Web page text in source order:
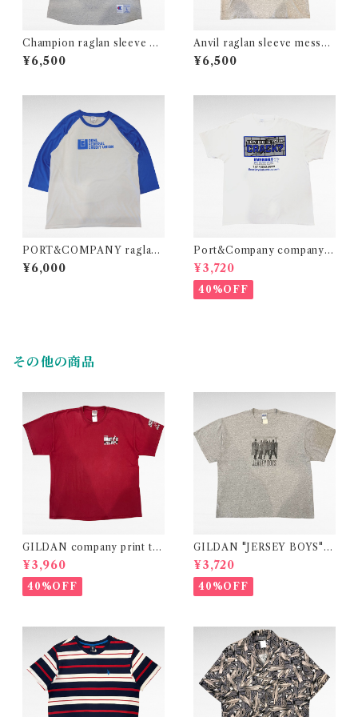
Champion raglan sleeve ba
seball print t-shirt
¥6,500
Anvil raglan sleeve messag
e print t-shirt
¥6,500
PORT&COMPANY raglan
sleeve print t-shirt
¥6,000
Port&Company company p
rint t-shirt
¥3,720
40%OFF
その他の商品
GILDAN company print t-s
hirt
¥3,960
40%OFF
GILDAN "JERSEY BOYS"
movie print t-shirt
¥3,720
40%OFF